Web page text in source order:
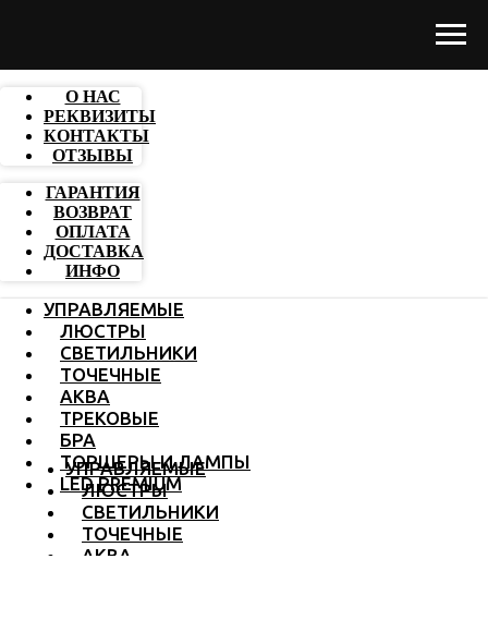
О НАС
РЕКВИЗИТЫ
КОНТАКТЫ
ОТЗЫВЫ
ГАРАНТИЯ
ВОЗВРАТ
ОПЛАТА
ДОСТАВКА
ИНФО
УПРАВЛЯЕМЫЕ
ЛЮСТРЫ
СВЕТИЛЬНИКИ
ТОЧЕЧНЫЕ
АКВА
ТРЕКОВЫЕ
БРА
ТОРШЕРЫ И ЛАМПЫ
LED PREMIUM
УПРАВЛЯЕМЫЕ
ЛЮСТРЫ
СВЕТИЛЬНИКИ
ТОЧЕЧНЫЕ
АКВА